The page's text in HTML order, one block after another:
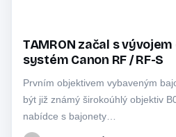
TAMRON začal s
systém Canon RF / RF-S
Prvním objektivem vybaveným
být již známý širokoúhlý objektiv
nabídce s bajonety…